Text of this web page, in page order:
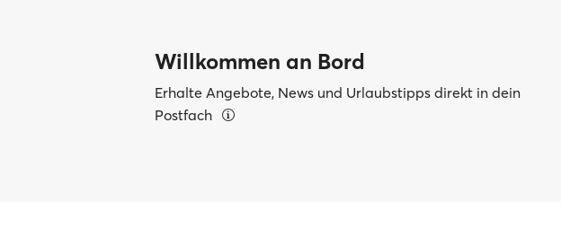
Willkommen an Bord
Erhalte Angebote, News und Urlaubstipps direkt in dein
Postfach